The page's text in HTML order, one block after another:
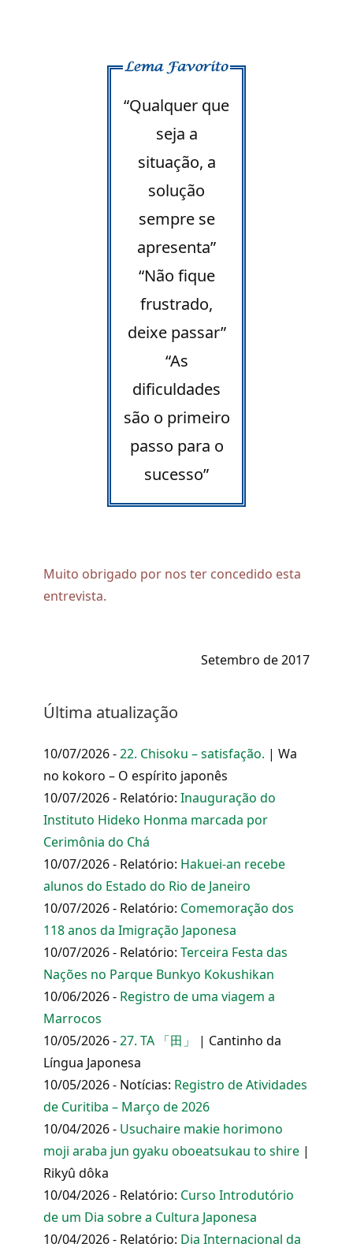
“Qualquer que
seja a
situação, a
solução
sempre se
apresenta”
“Não fique
frustrado,
deixe passar”
“As
dificuldades
são o primeiro
passo para o
sucesso”
Muito obrigado por nos ter concedido esta
entrevista.
Setembro de 2017
Última atualização
10/07/2026 -22. Chisoku – satisfação. | Wa
no kokoro – O espírito japonês
10/07/2026 - Relatório: Inauguração do
Instituto Hideko Honma marcada por
Cerimônia do Chá
10/07/2026 - Relatório: Hakuei-an recebe
alunos do Estado do Rio de Janeiro
10/07/2026 - Relatório: Comemoração dos
118 anos da Imigração Japonesa
10/07/2026 - Relatório: Terceira Festa das
Nações no Parque Bunkyo Kokushikan
10/06/2026 - Registro de uma viagem a
Marrocos
10/05/2026 -27. TA 「田」
| Cantinho da
Língua Japonesa
10/05/2026 - Notícias: Registro de Atividades
de Curitiba – Março de 2026
10/04/2026 - Usuchaire makie horimono
moji araba jun gyaku oboeatsukau to shire |
Rikyû dôka
10/04/2026 - Relatório: Curso Introdutório
de um Dia sobre a Cultura Japonesa
10/04/2026 - Relatório: Dia Internacional da